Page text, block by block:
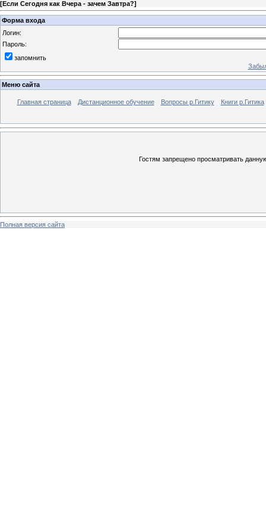
[Если Сегодня как Вчера - зачем Завтра?]
Форма входа
Логин:
Пароль:
запомнить
Меню сайта
Главная страница Дистанционное обучение Вопросы р.Гитику Книги р.Гитика
Гостям запрещено просматривать
Полная версия сайта